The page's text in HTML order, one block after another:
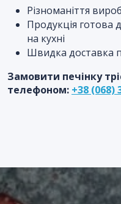
Різноманіття
Продукція готова
на кухні
Швидка доставка
Замовити печінку
телефоном: +38 (068)